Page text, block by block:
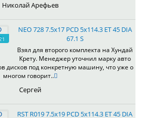
Николай Арефьев
NEO 728 7.5x17 PCD 5x114.3 ET 45 DIA
67.1 S
Взял для второго комплекта на Хундай
Крету. Менеджер уточнил марку авто
дисков под конкретную машину, что уже о
многом говорит..
Сергей
RST R019 7.5x19 PCD 5x114.3 ET 45 DIA